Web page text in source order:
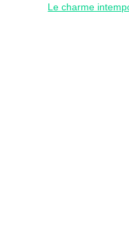
Le charme